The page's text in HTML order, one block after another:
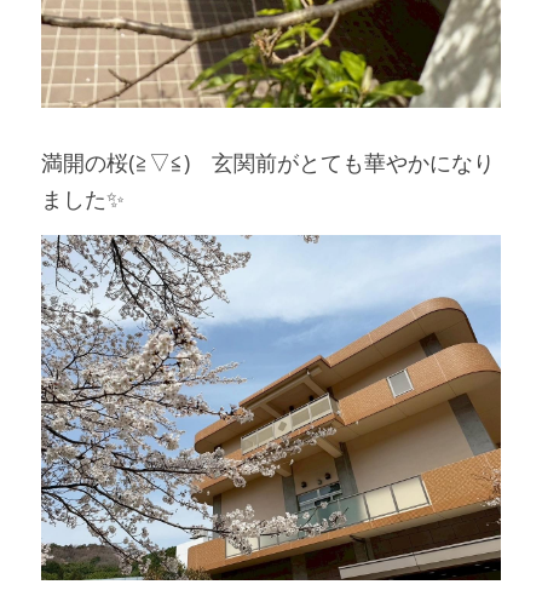
満開の桜(≧▽≦)　玄関前がとても華やかになり
ました✨